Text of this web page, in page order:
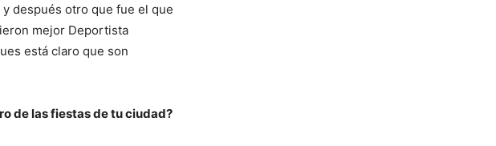
después otro que fue el que
mejor Deportista
está claro que son
de las fiestas de tu ciudad?